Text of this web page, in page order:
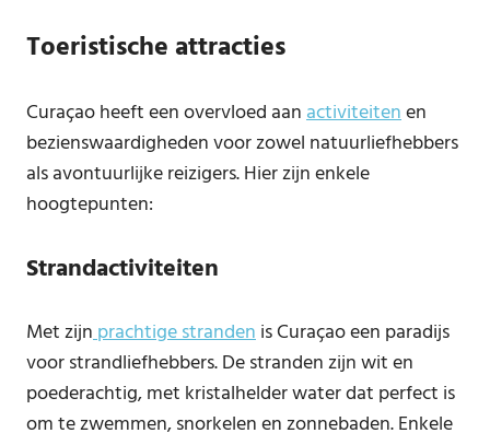
Toeristische attracties
Curaçao heeft een overvloed aanactiviteitenen
bezienswaardigheden voor zowel natuurliefhebbers
als avontuurlijke reizigers. Hier zijn enkele
hoogtepunten:
Strandactiviteiten
Met zijnprachtige strandenis Curaçao een paradijs
voor strandliefhebbers. De stranden zijn wit en
poederachtig, met kristalhelder water dat perfect is
om te zwemmen, snorkelen en zonnebaden. Enkele